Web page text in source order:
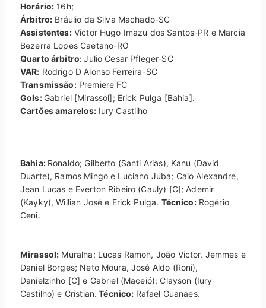
Horário: 16h;
Árbitro: Bráulio da Silva Machado-SC
Assistentes:Victor Hugo Imazu dos Santos-PR e Marcia
Bezerra Lopes Caetano-RO
Quarto árbitro:Julio Cesar Pfleger-SC
VAR: Rodrigo D Alonso Ferreira-SC
Transmissão:Premiere FC
Gols: Gabriel [Mirassol]; Erick Pulga [Bahia].
Cartões amarelos: Iury Castilho
Bahia: Ronaldo; Gilberto (Santi Arias), Kanu (David
Duarte), Ramos Mingo e Luciano Juba; Caio Alexandre,
Jean Lucas e Everton Ribeiro (Cauly) [C]; Ademir
(Kayky), Willian José e Erick Pulga. Técnico:Rogério
Ceni.
Mirassol: Muralha; Lucas Ramon, João Victor, Jemmes e
Daniel Borges; Neto Moura, José Aldo (Roni),
Danielzinho [C] e Gabriel (Maceió); Clayson (Iury
Castilho) e Cristian. Técnico: Rafael Guanaes.